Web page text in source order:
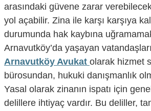
arasındaki güvene zarar
yol açabilir. Zina ile karşı karşıya
durumunda hak kaybına
Arnavutköy’da yaşayan
Arnavutköy Avukat olarak hizmet
bürosundan, hukuki danışmanlık
Yasal olarak zinanın ispatı için
delillere ihtiyaç vardır. Bu deliller,